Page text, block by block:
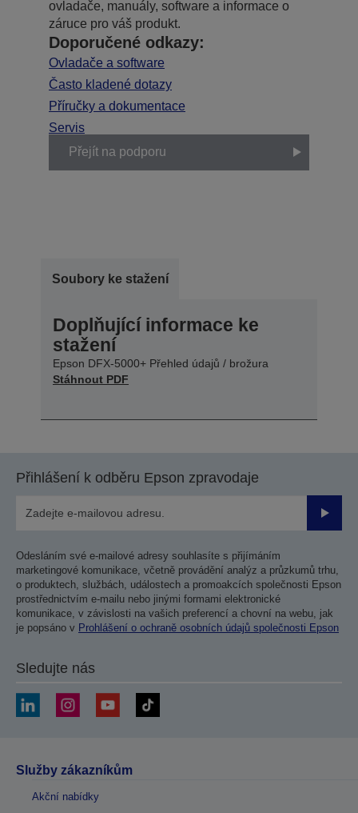
ovladače, manuály, software a informace o
záruce pro váš produkt.
Doporučené odkazy:
Ovladače a software
Často kladené dotazy
Příručky a dokumentace
Servis
Přejít na podporu
Soubory ke stažení
Doplňující informace ke
stažení
Epson DFX-5000+ Přehled údajů / brožura
Stáhnout PDF
Přihlášení k odběru Epson zpravodaje
Odesláním své e-mailové adresy souhlasíte s přijímáním
marketingové komunikace, včetně provádění analýz a průzkumů trhu,
o produktech, službách, událostech a promoakcích společnosti Epson
prostřednictvím e-mailu nebo jinými formami elektronické
komunikace, v závislosti na vašich preferencí a chovní na webu, jak
je popsáno v Prohlášení o ochraně osobních údajů společnosti Epson
Sledujte nás
Služby zákazníkům
Akční nabídky